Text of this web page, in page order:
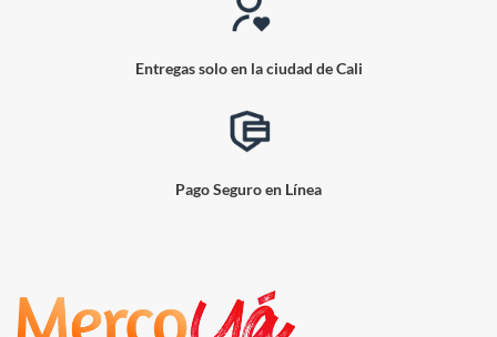
Entregas solo en la ciudad de Cali
Pago Seguro en Línea